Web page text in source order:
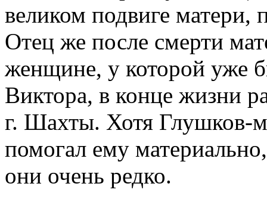
великом подвиге матери,
Отец же после смерти
женщине, у которой уже
Виктора, в конце жизни
г. Шахты. Хотя Глушков-
помогал ему
они очень редко.